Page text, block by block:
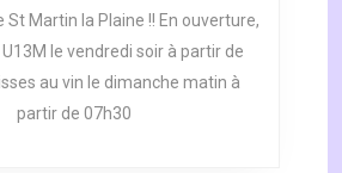
St Martin la Plaine !! En ouverture,
U13M le vendredi soir à partir de
au vin le dimanche matin à
partir de 07h30